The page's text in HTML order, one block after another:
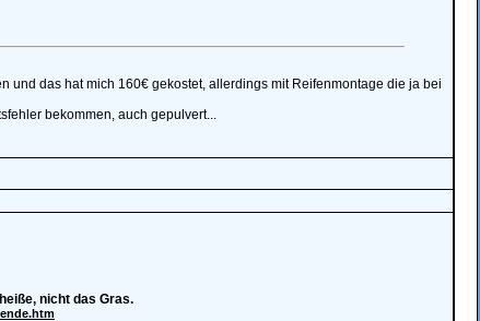
und das hat mich 160€ gekostet, allerdings mit Reifenmontage die ja bei
bekommen, auch gepulvert...
nicht das Gras.